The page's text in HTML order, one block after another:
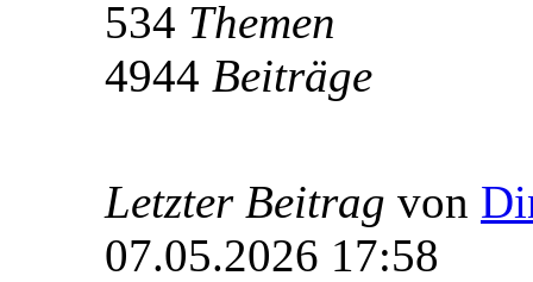
534 Themen
4944 Beiträge
Letzter Beitrag von
07.05.2026 17:58